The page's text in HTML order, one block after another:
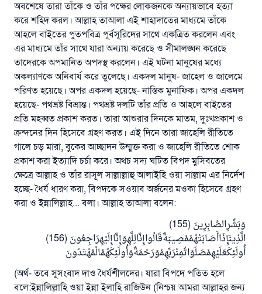
অবশেষে তারা তাঁকে ও তাঁর পক্ষের লোকজনকে অন্যায়ভাবে হত্যা
করে শহিদ করল। আল্লাহ তাআলা এই শাহাদাতের মাধ্যমে তাঁকে
আহলে বাইতের পুতপবিত্র পূর্বসূরিদের সাথে একত্রিত করলেন এবং
এর মাধ্যমে তাঁর সাথে যারা অন্যায় করেছে ও সীমালঙ্ঘন করেছে
তাদেরকে অপমানিত অপদস্থ করলেন। এই ঘটনা মানুষের মধ্যে
অকল্যাণকে অনিবার্য করে তুলেছে। একদল মানুষ- জাহেল ও জালেমে
পরিণত হয়েছে। অপর একদল হয়েছে- নাস্তিক মুনাফিক। অপর একদল
হয়েছে- পথভ্রষ্ট বিভ্রান্ত। পথভ্রষ্ট দলটি তাঁর প্রতি ও আহলে বাইতের
প্রতি মহব্বত প্রকাশ করত। তারা আশুরার দিনকে মাতম, দুঃখপ্রকাশ ও
ক্রন্দনের দিন হিসেবে গ্রহণ করত। এই দিনে তারা জাহেলি রীতিতে
গালে চড় মারা, বুকের আচ্ছাদন উন্মুক্ত করা ও জাহেলি রীতিতে শোক
প্রকাশ করা ইত্যাদি চর্চা করে। অথচ সদ্য ঘটিত বিপদ মুসিবতের
ক্ষেত্রে আল্লাহ ও তাঁর রাসূল সাল্লাল্লাহু আলাইহি ওয়া সাল্লাম এর নির্দেশ
হচ্ছে- ধৈর্য ধারণ করা, বিপদকে সওয়াব অর্জনের মওকা হিসেবে গ্রহণ
করা ও ইন্নালিল্লাহ... বলা। আল্লাহ তাআলা বলেন:
وَبَشِّرِالصَّابِرِينَ (155)
الَّذِينَإِذَاأَصَابَتْهُمْمُصِيبَةٌقَالُواإِنَّالِلَّهِوَإِنَّاإِلَيْهِرَاجِعُونَ (156)
أُولَئِكَعَلَيْهِمْصَلَوَاتٌمِنْرَبِّهِمْوَرَحْمَةٌوَأُولَئِكَهُمُالْمُهْتَدُونَ
(অর্থ- তবে সুসংবাদ দাও ধৈর্যশীলদের। যারা বিপদে পতিত হলে
বলে:ইন্নালিল্লাহি ওয়া ইন্না ইলাহি রাজিউন (নিশ্চয় আমরা আল্লাহর জন্য
উত্তর নম্বর ১১০৮৪৫ একটি বিবাহ রক্ষা
করেছিল।
উম্মাহকে উত্তর দিতে আমাদেরকে সহযোগিতা করুন